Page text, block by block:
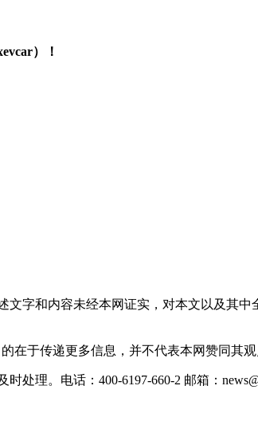
）！
字和内容未经本网证实，对本文以及其
在于传递更多信息，并不代表本网赞同其观
理。电话：400-6197-660-2 邮箱：